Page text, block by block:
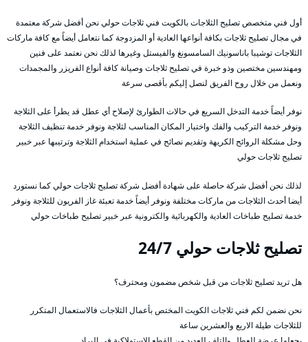
أول فني متخصص تصليح الثلاجات بالكويت فني ثلاجات حولي نحن أفضل شركة معتمدة
في مجال تصليح ثلاجات بكافة أنواعها العادية أو المزدوجة كما نتعامل أيضاً مع كافة ماركات
الثلاجات توشيبا باناسونيك السامسونغ والفيستل وغيرها لذلك نحن نعتمد على فنين
ومهندسين مختصين وذو خبرة في تصليح ثلاجات وصيانة كافة أنواع الفريزر والمجمدات
ونعمل من خلال روح الفريق لنصل إليكم بأقصى سرعة
نوفر أيضاً خدمة التدخل السريع في حالات الطوارئ لإصلاح أي عطل قد يطرأ على الثلاجة
ونوفر خدمة التركيب والفك واختيار المكان المناسب لثلاجة ونوفر خدمة تنظيف الثلاجة
وحل مشكلة الروائح الكريهة وتقديم نصائح في عملية استخدام الثلاجة وترتيبها عبر خبير
تصليح ثلاجات حولي
لذلك نحن أفضل شركة حاصلة على شهادة أفضل شركة تصليح ثلاجات حولي كما نستورد
أيضا أحدث الثلاجات من ماركات مختلفة ونوفر أيضاً خدمة تعبئة غاز الفريون للثلاجة ونوفر
خدمة تصليح طباخات العادية والكهربائية والكترونية عبر خبير تصليح طباخات حولي
تصليح ثلاجات حولي 24/7
هل تريد تصليح ثلاجات من قبل شخص مضمون ومحترف؟
نحن نضمن لكم فني ثلاجات الكويت المختص بأعمال الثلاجات فالاستعمال المتكرر
للثلاجات طيلة الاربع والعشرين ساعة